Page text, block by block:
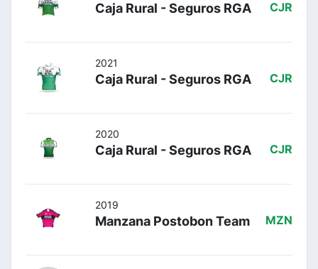
Caja Rural - Seguros RGA CJR
2021
Caja Rural - Seguros RGA CJR
2020
Caja Rural - Seguros RGA CJR
2019
Manzana Postobon Team MZN